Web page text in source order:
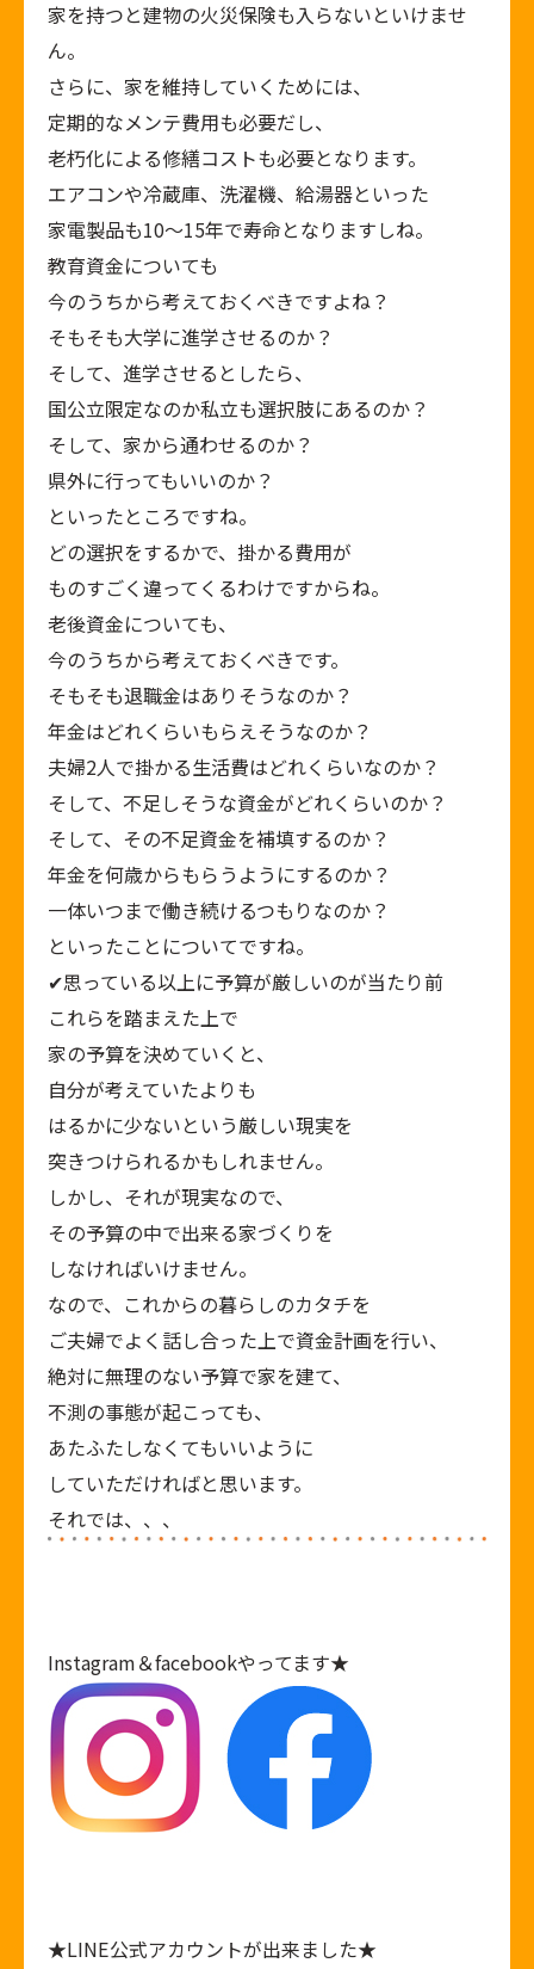
家を持つと建物の火災保険も入らないといけませ
ん。
さらに、家を維持していくためには、
定期的なメンテ費用も必要だし、
老朽化による修繕コストも必要となります。
エアコンや冷蔵庫、洗濯機、給湯器といった
家電製品も10〜15年で寿命となりますしね。
教育資金についても
今のうちから考えておくべきですよね？
そもそも大学に進学させるのか？
そして、進学させるとしたら、
国公立限定なのか私立も選択肢にあるのか？
そして、家から通わせるのか？
県外に行ってもいいのか？
といったところですね。
どの選択をするかで、掛かる費用が
ものすごく違ってくるわけですからね。
老後資金についても、
今のうちから考えておくべきです。
そもそも退職金はありそうなのか？
年金はどれくらいもらえそうなのか？
夫婦2人で掛かる生活費はどれくらいなのか？
そして、不足しそうな資金がどれくらいのか？
そして、その不足資金を補填するのか？
年金を何歳からもらうようにするのか？
一体いつまで働き続けるつもりなのか？
といったことについてですね。
✔︎思っている以上に予算が厳しいのが当たり前
これらを踏まえた上で
家の予算を決めていくと、
自分が考えていたよりも
はるかに少ないという厳しい現実を
突きつけられるかもしれません。
しかし、それが現実なので、
その予算の中で出来る家づくりを
しなければいけません。
なので、これからの暮らしのカタチを
ご夫婦でよく話し合った上で資金計画を行い、
絶対に無理のない予算で家を建て、
不測の事態が起こっても、
あたふたしなくてもいいように
していただければと思います。
それでは、、、
Instagram＆facebookやってます★
★LINE公式アカウントが出来ました★